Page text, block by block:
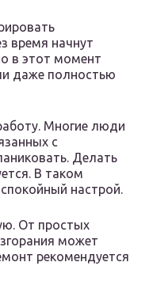
время начнут
в этот момент
даже полностью
Многие люди
с
Делать
В таком
настрой.
От простых
может
рекомендуется